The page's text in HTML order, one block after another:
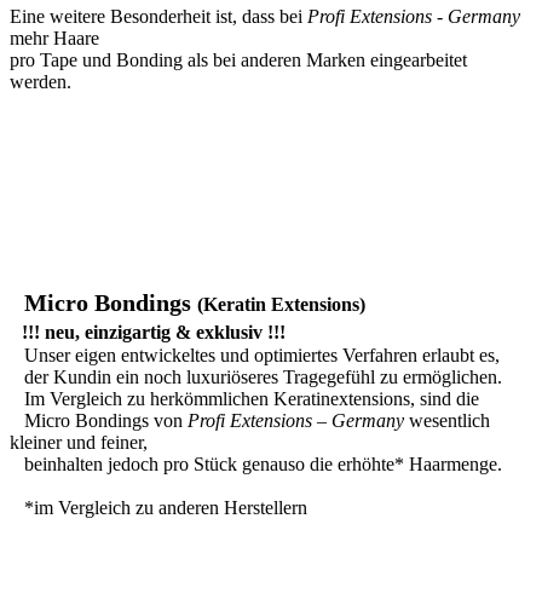
Eine weitere Besonderheit ist, dass bei Profi Extensions - Germany
mehr Haare
pro Tape und Bonding als bei anderen Marken eingearbeitet
werden.
Micro Bondings (Keratin Extensions)
!!! neu, einzigartig & exklusiv !!!
Unser eigen entwickeltes und optimiertes Verfahren erlaubt es,
der Kundin ein noch luxuriöseres Tragegefühl zu ermöglichen.
Im Vergleich zu herkömmlichen Keratinextensions, sind die
Micro Bondings von Profi Extensions – Germany wesentlich
kleiner und feiner,
beinhalten jedoch pro Stück genauso die erhöhte* Haarmenge.
*im Vergleich zu anderen Herstellern